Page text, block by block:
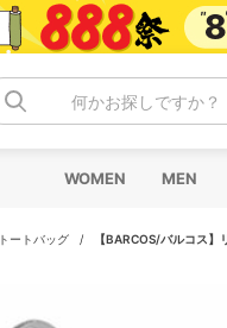
何かお探しですか？
WOMEN MEN
トートバッグ / 【BARCOS/バルコス】